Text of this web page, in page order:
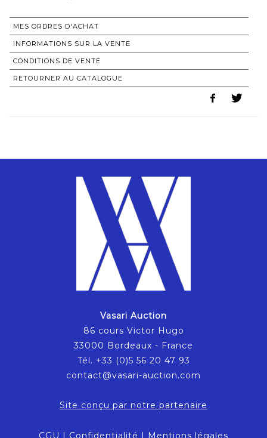
MES ORDRES D'ACHAT
INFORMATIONS SUR LA VENTE
CONDITIONS DE VENTE
RETOURNER AU CATALOGUE
Vasari Auction
86 cours Victor Hugo
33000 Bordeaux - France
Tél. +33 (0)5 56 20 47 93
contact@vasari-auction.com
Site conçu par notre partenaire
CGU | Confidentialité | Mentions légales